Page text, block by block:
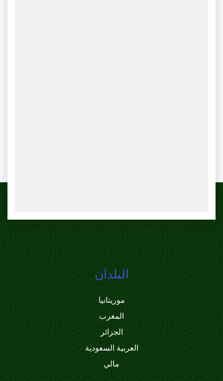
البلدان
موريتانيا
المغرب
الجزائر
العربية السعودية
مالي